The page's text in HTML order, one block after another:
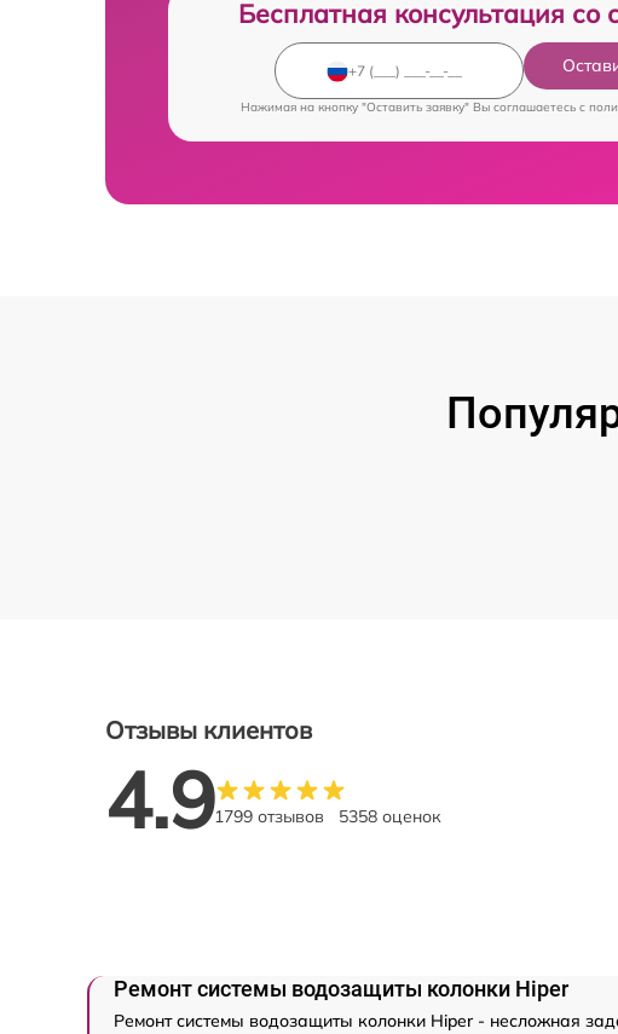
Бесплатная консультация со
Нажимая на кнопку "Оставить заявку" Вы соглашаетесь c
Отзывы клиентов
4.91799 отзывов 5358 оценок
Ремонт системы водозащиты колонки Hiper
Ремонт системы водозащиты колонки Hiper - несложная